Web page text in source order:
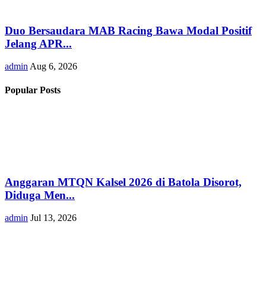
Duo Bersaudara MAB Racing Bawa Modal Positif
Jelang APR...
adminAug 6, 2026
Popular Posts
Anggaran MTQN Kalsel 2026 di Batola Disorot,
Diduga Men...
admin Jul 13, 2026